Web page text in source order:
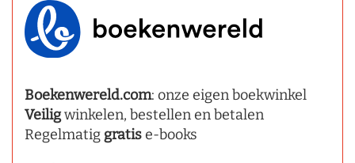
Boekenwereld.com: onze eigen boekwinkel
Veiligwinkelen, bestellen en betalen
Regelmatig gratise-books